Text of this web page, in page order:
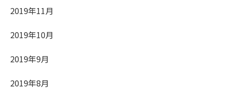
2019年11月
2019年10月
2019年9月
2019年8月